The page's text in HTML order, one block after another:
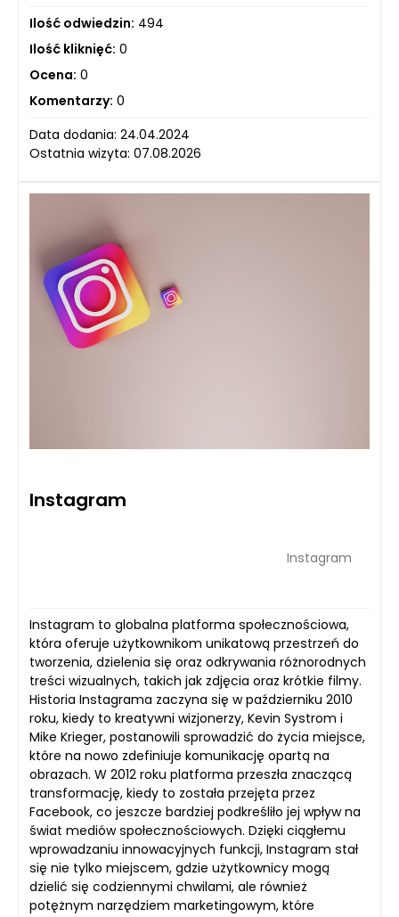
Ilość odwiedzin: 494
Ilość kliknięć: 0
Ocena: 0
Komentarzy: 0
Data dodania: 24.04.2024
Ostatnia wizyta: 07.08.2026
Instagram
Instagram
Instagram to globalna platforma społecznościowa,
która oferuje użytkownikom unikatową przestrzeń do
tworzenia, dzielenia się oraz odkrywania różnorodnych
treści wizualnych, takich jak zdjęcia oraz krótkie filmy.
Historia Instagrama zaczyna się w październiku 2010
roku, kiedy to kreatywni wizjonerzy, Kevin Systrom i
Mike Krieger, postanowili sprowadzić do życia miejsce,
które na nowo zdefiniuje komunikację opartą na
obrazach. W 2012 roku platforma przeszła znaczącą
transformację, kiedy to została przejęta przez
Facebook, co jeszcze bardziej podkreśliło jej wpływ na
świat mediów społecznościowych. Dzięki ciągłemu
wprowadzaniu innowacyjnych funkcji, Instagram stał
się nie tylko miejscem, gdzie użytkownicy mogą
dzielić się codziennymi chwilami, ale również
potężnym narzędziem marketingowym, które